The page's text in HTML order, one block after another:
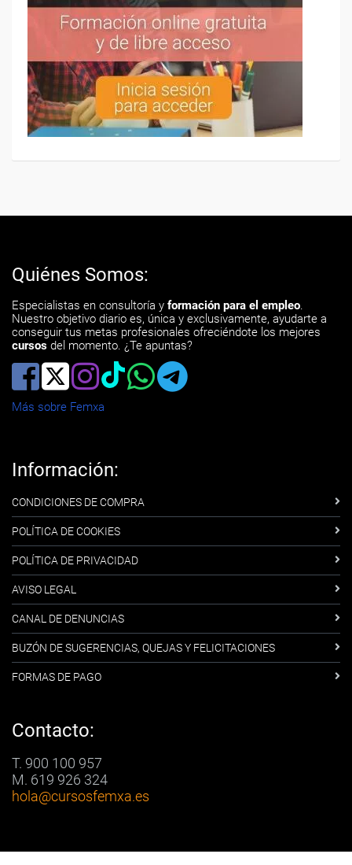
Quiénes Somos:
Especialistas en consultoría y formación para el empleo.
Nuestro objetivo diario es, única y exclusivamente, ayudarte a
conseguir tus metas profesionales ofreciéndote los mejores
cursos del momento. ¿Te apuntas?
Más sobre Femxa
Información:
CONDICIONES DE COMPRA
POLÍTICA DE COOKIES
POLÍTICA DE PRIVACIDAD
AVISO LEGAL
CANAL DE DENUNCIAS
BUZÓN DE SUGERENCIAS, QUEJAS Y FELICITACIONES
FORMAS DE PAGO
Contacto:
T. 900 100 957
M. 619 926 324
hola@cursosfemxa.es